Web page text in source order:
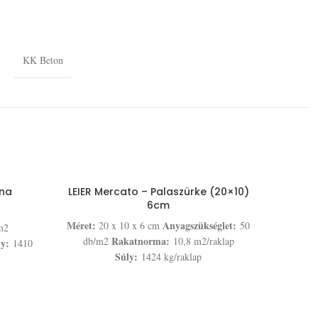
KK Beton
1410
LEIER Mercato – Palaszürke (20×10)
6cm
Méret: 20 x 10 x 6 cm Anyagszükséglet: 50
db/m2 Rakatnorma: 10,8 m2/raklap
Súly: 1424 kg/raklap